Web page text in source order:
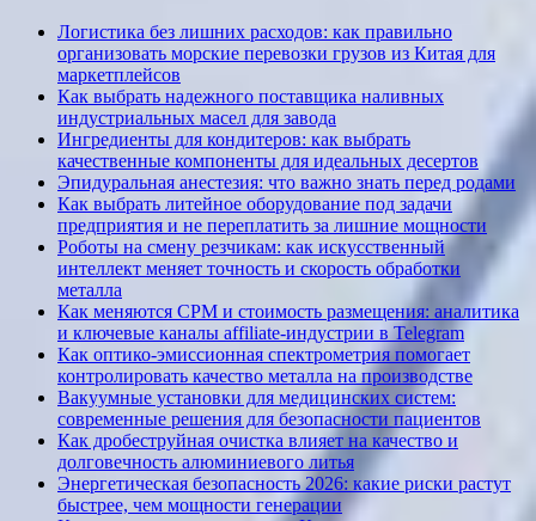
Логистика без лишних расходов: как правильно
организовать морские перевозки грузов из Китая для
маркетплейсов
Как выбрать надежного поставщика наливных
индустриальных масел для завода
Ингредиенты для кондитеров: как выбрать
качественные компоненты для идеальных десертов
Эпидуральная анестезия: что важно знать перед родами
Как выбрать литейное оборудование под задачи
предприятия и не переплатить за лишние мощности
Роботы на смену резчикам: как искусственный
интеллект меняет точность и скорость обработки
металла
Как меняются CPM и стоимость размещения: аналитика
и ключевые каналы affiliate-индустрии в Telegram
Как оптико-эмиссионная спектрометрия помогает
контролировать качество металла на производстве
Вакуумные установки для медицинских систем:
современные решения для безопасности пациентов
Как дробеструйная очистка влияет на качество и
долговечность алюминиевого литья
Энергетическая безопасность 2026: какие риски растут
быстрее, чем мощности генерации